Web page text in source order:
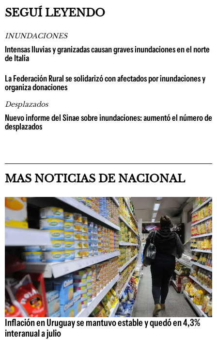
SEGUÍ LEYENDO
INUNDACIONES
Intensas lluvias y granizadas causan graves inundaciones en el norte
de Italia
La Federación Rural se solidarizó con afectados por inundaciones y
organiza donaciones
Desplazados
Nuevo informe del Sinae sobre inundaciones: aumentó el número de
desplazados
MAS NOTICIAS DE NACIONAL
Inflación en Uruguay se mantuvo estable y quedó en 4,3%
interanual a julio